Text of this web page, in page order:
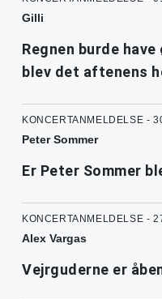
Gilli
Regnen burde
blev det aftenens
KONCERTANMELDELSE -
Peter Sommer
Er Peter Sommer
KONCERTANMELDELSE -
Alex Vargas
Vejrguderne er